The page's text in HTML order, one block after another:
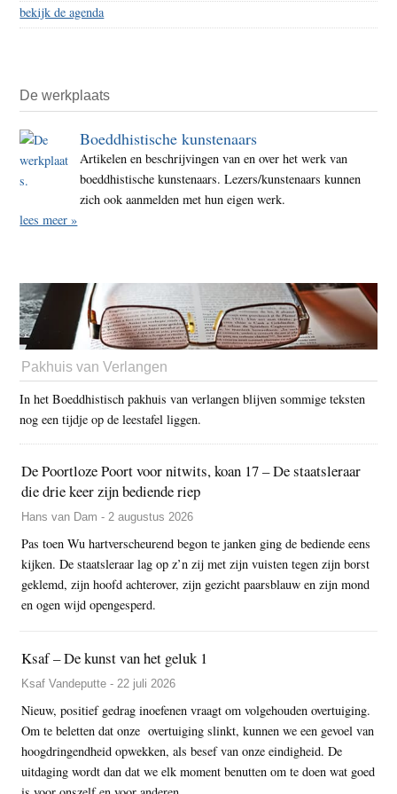
bekijk de agenda
De werkplaats
Boeddhistische kunstenaars
Artikelen en beschrijvingen van en over het werk van
boeddhistische kunstenaars. Lezers/kunstenaars kunnen
zich ook aanmelden met hun eigen werk.
lees meer »
Pakhuis van Verlangen
In het Boeddhistisch pakhuis van verlangen blijven sommige teksten
nog een tijdje op de leestafel liggen.
De Poortloze Poort voor nitwits, koan 17 – De staatsleraar
die drie keer zijn bediende riep
Hans van Dam - 2 augustus 2026
Pas toen Wu hartverscheurend begon te janken ging de bediende eens
kijken. De staatsleraar lag op z’n zij met zijn vuisten tegen zijn borst
geklemd, zijn hoofd achterover, zijn gezicht paarsblauw en zijn mond
en ogen wijd opengesperd.
Ksaf – De kunst van het geluk 1
Ksaf Vandeputte - 22 juli 2026
Nieuw, positief gedrag inoefenen vraagt om volgehouden overtuiging.
Om te beletten dat onze overtuiging slinkt, kunnen we een gevoel van
hoogdringendheid opwekken, als besef van onze eindigheid. De
uitdaging wordt dan dat we elk moment benutten om te doen wat goed